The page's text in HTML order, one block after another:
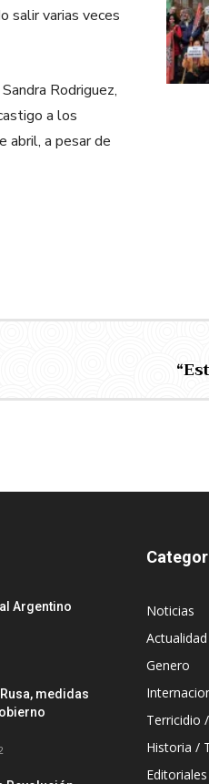
salir varias veces
Rodriguez,
a los
abril, a pesar de
Argentino
medidas
Noticias
Genero
Terricidio
Historia /
Editoriales